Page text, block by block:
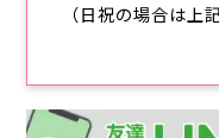
（日祝の場合は上